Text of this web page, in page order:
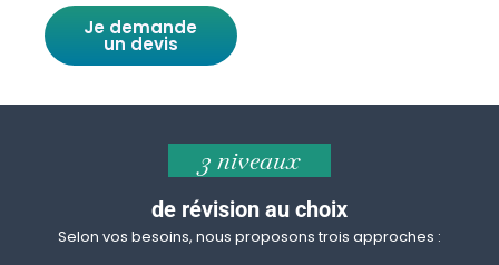
Je demande
un devis
3 niveaux
de révision au choix
Selon vos besoins, nous proposons trois approches :